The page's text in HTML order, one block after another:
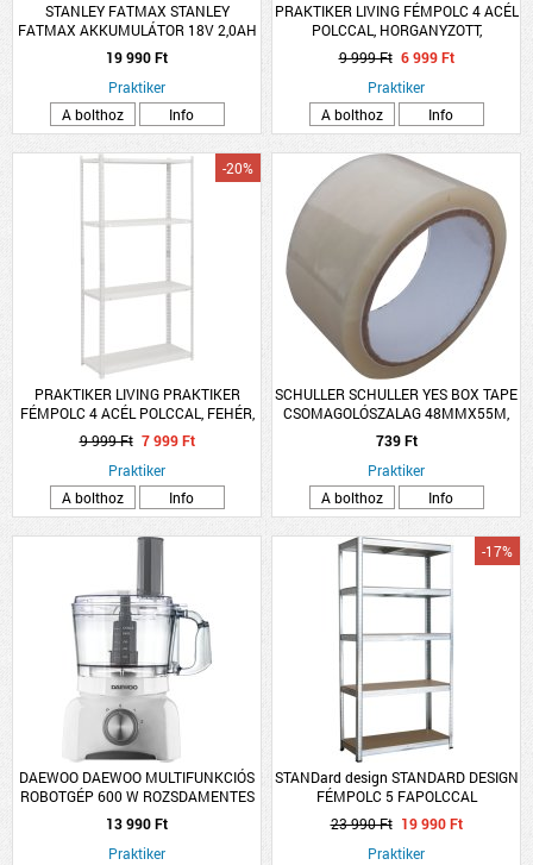
STANLEY FATMAX STANLEY
FATMAX AKKUMULÁTOR 18V 2,0AH
LI-ION
19 990 Ft
Praktiker
A bolthoz
Info
PRAKTIKER LIVING FÉMPOLC 4 ACÉL
POLCCAL, HORGANYZOTT,
150X75X30CM
9 999 Ft 6 999 Ft
Praktiker
A bolthoz
Info
PRAKTIKER LIVING PRAKTIKER
FÉMPOLC 4 ACÉL POLCCAL, FEHÉR,
150X75X30CM
-20%
9 999 Ft 7 999 Ft
Praktiker
A bolthoz
Info
SCHULLER SCHULLER YES BOX TAPE
CSOMAGOLÓSZALAG 48MMX55M,
ÁTLÁTSZÓ
739 Ft
Praktiker
A bolthoz
Info
DAEWOO DAEWOO MULTIFUNKCIÓS
ROBOTGÉP 600 W ROZSDAMENTES
APRÍTÓKÉS
13 990 Ft
Praktiker
STANDard design STANDARD DESIGN
FÉMPOLC 5 FAPOLCCAL
HORGANYZOTT TEHERB:275
KG/POLC, ÖSSZTB: 1375 KG
180X90X45CM
-17%
23 990 Ft 19 990 Ft
Praktiker